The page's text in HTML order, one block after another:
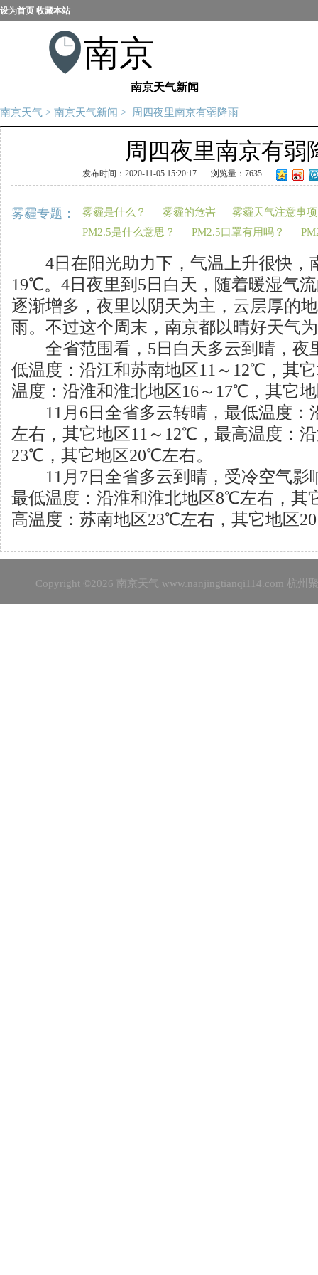
设为首页 收藏本站
南京
南京天气新闻
南京天气 > 南京天气新闻 > 周四夜里南京有弱降雨
周四夜里南京有弱
发布时间：2020-11-05 15:20:17 浏览量：7635
雾霾专题： 雾霾是什么？ 雾霾的危害
雾霾天气注意事项
PM2.5是什么意思？
PM2.5口罩有用吗？
4日在阳光助力下，气温上升很快，
19℃。4日夜里到5日白天，随着暖湿气
逐渐增多，夜里以阴天为主，云层厚的
雨。不过这个周末，南京都以晴好天气
全省范围看，5日白天多云到晴，夜
低温度：沿江和苏南地区11～12℃，其
温度：沿淮和淮北地区16～17℃，其它
11月6日全省多云转晴，最低温度：
左右，其它地区11～12℃，最高温度：
23℃，其它地区20℃左右。
11月7日全省多云到晴，受冷空气影
最低温度：沿淮和淮北地区8℃左右，其
高温度：苏南地区23℃左右，其它地区
Copyright ©2026 南京天气 www.nanjingtianqi114.com 杭州